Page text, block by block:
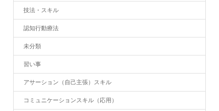
技法・スキル
認知行動療法
未分類
習い事
アサーション（自己主張）スキル
コミュニケーションスキル（応用）